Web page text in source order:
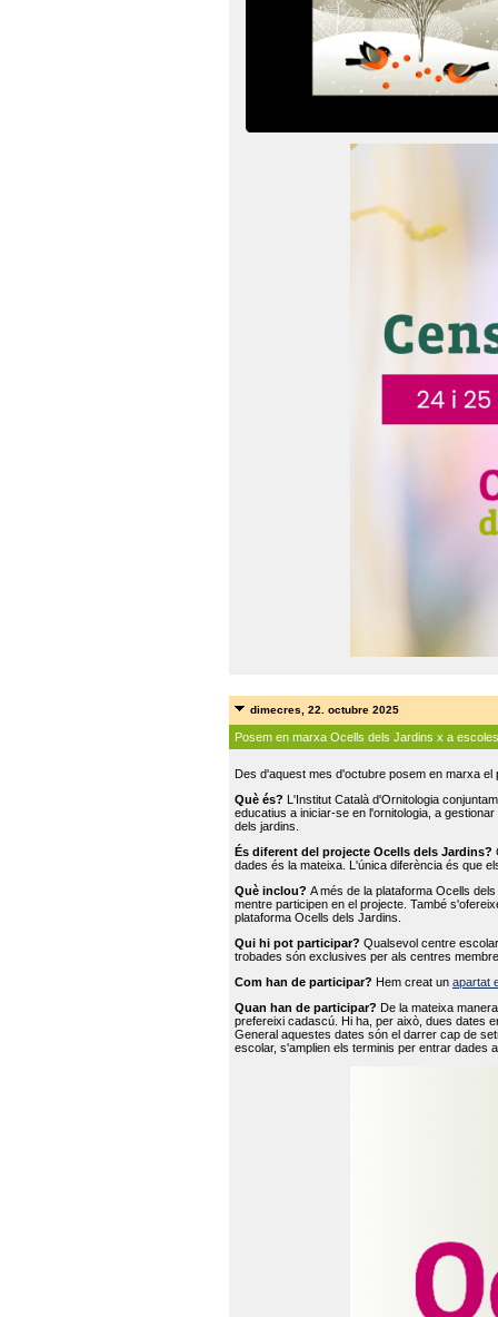
dimecres, 22. octubre 2025
Posem en marxa Ocells dels Jardins x a escoles
Des d'aquest mes d'octubre posem en marxa
Què és? L'Institut Català d'Ornitologia
educatius a iniciar-se en l'ornitologia, a
dels jardins.
És diferent del projecte Ocells dels Jardins?
dades és la mateixa. L'única diferència és que
Què inclou? A més de la plataforma Ocells
mentre participen en el projecte. També
plataforma Ocells dels Jardins.
Qui hi pot participar? Qualsevol centre
trobades són exclusives per als centres
Com han de participar? Hem creat un apartat
Quan han de participar? De la mateixa
prefereixi cadascú. Hi ha, per això, dues dates
General aquestes dates són el darrer cap de
escolar, s'amplien els terminis per entrar dades